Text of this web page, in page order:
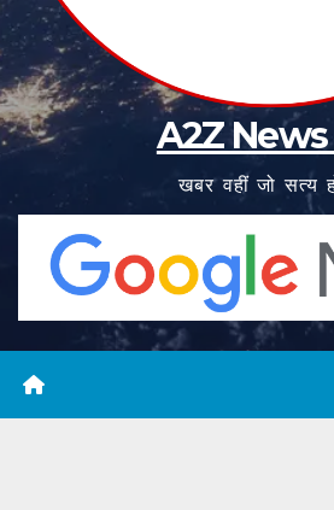
A2Z News
खबर वहीं जो सत्य